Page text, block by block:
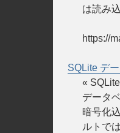
は読み
https://
SQLite デ
«
データ
暗号化
ルトで